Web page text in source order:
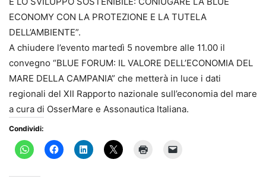
ECONOMY CON LA PROTEZIONE E LA TUTELA
DELL’AMBIENTE”.
A chiudere l’evento martedì 5 novembre alle 11.00 il
convegno “BLUE FORUM: IL VALORE DELL’ECONOMIA DEL
MARE DELLA CAMPANIA” che metterà in luce i dati
regionali del XII Rapporto nazionale sull’economia del mare
a cura di OsserMare e Assonautica Italiana.
Condividi: